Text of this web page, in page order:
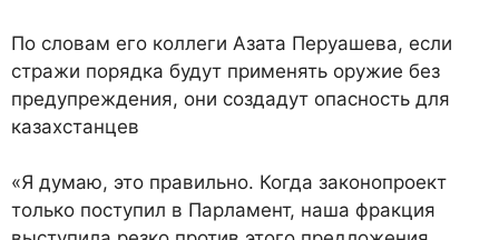
По словам его коллеги Азата Перуашева, если
стражи порядка будут применять оружие без
предупреждения, они создадут опасность для
казахстанцев
«Я думаю, это правильно. Когда законопроект
только поступил в Парламент, наша фракция